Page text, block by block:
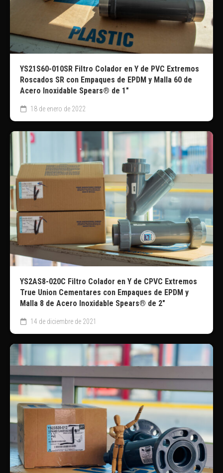
YS21S60-010SR Filtro Colador en Y de PVC Extremos
Roscados SR con Empaques de EPDM y Malla 60 de
Acero Inoxidable Spears® de 1″
18 de enero de 2022
YS2AS8-020C Filtro Colador en Y de CPVC Extremos
True Union Cementares con Empaques de EPDM y
Malla 8 de Acero Inoxidable Spears® de 2″
14 de diciembre de 2021